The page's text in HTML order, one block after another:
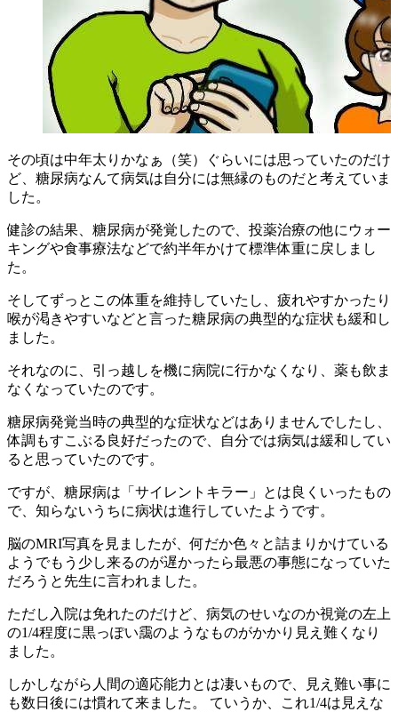
その頃は中年太りかなぁ（笑）ぐらいには思っていたのだけ
ど、糖尿病なんて病気は自分には無縁のものだと考えていま
した。
健診の結果、糖尿病が発覚したので、投薬治療の他にウォー
キングや食事療法などで約半年かけて標準体重に戻しまし
た。
そしてずっとこの体重を維持していたし、疲れやすかったり
喉が渇きやすいなどと言った糖尿病の典型的な症状も緩和し
ました。
それなのに、引っ越しを機に病院に行かなくなり、薬も飲ま
なくなっていたのです。
糖尿病発覚当時の典型的な症状などはありませんでしたし、
体調もすこぶる良好だったので、自分では病気は緩和してい
ると思っていたのです。
ですが、糖尿病は「サイレントキラー」とは良くいったもの
で、知らないうちに病状は進行していたようです。
脳のMRI写真を見ましたが、何だか色々と詰まりかけている
ようでもう少し来るのが遅かったら最悪の事態になっていた
だろうと先生に言われました。
ただし入院は免れたのだけど、病気のせいなのか視覚の左上
の1/4程度に黒っぽい靄のようなものがかかり見え難くなり
ました。
しかしながら人間の適応能力とは凄いもので、見え難い事に
も数日後には慣れて来ました。 ていうか、これ1/4は見えな